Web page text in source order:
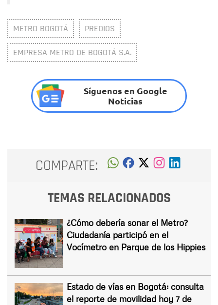
METRO BOGOTÁ PREDIOS
EMPRESA METRO DE BOGOTÁ S.A.
Síguenos en Google
Noticias
COMPARTE:
TEMAS RELACIONADOS
¿Cómo debería sonar el Metro?
Ciudadanía participó en el
Vocímetro en Parque de los Hippies
Estado de vías en Bogotá: consulta
el reporte de movilidad hoy 7 de